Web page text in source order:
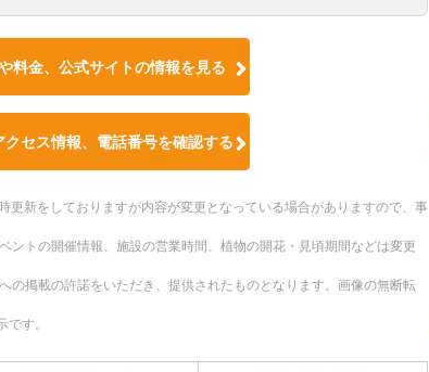
料金、公式サイトの情報を見る
クセス情報、電話番号を確認する
新をしておりますが内容が変更となっている場合がありますので、事
ントの開催情報、施設の営業時間、植物の開花・見頃期間などは変更
の掲載の許諾をいただき、提供されたものとなります。画像の無断転
す。